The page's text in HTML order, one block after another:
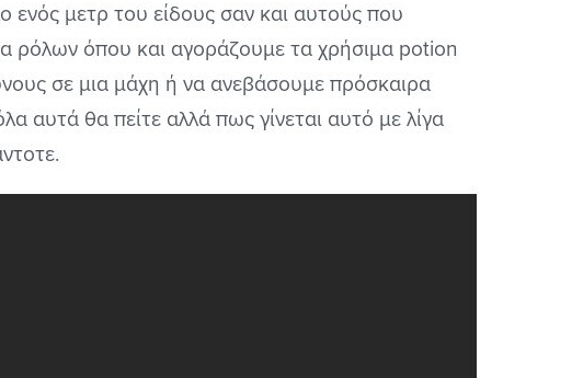
ενός μετρ του είδους σαν και αυτούς που
ρόλων όπου και αγοράζουμε τα χρήσιμα potion
σε μια μάχη ή να ανεβάσουμε πρόσκαιρα
αυτά θα πείτε αλλά πως γίνεται αυτό με λίγα